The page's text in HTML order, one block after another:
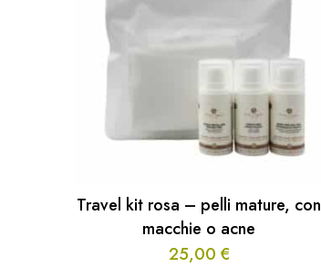
Travel kit rosa – pelli mature, con
macchie o acne
25,00 €